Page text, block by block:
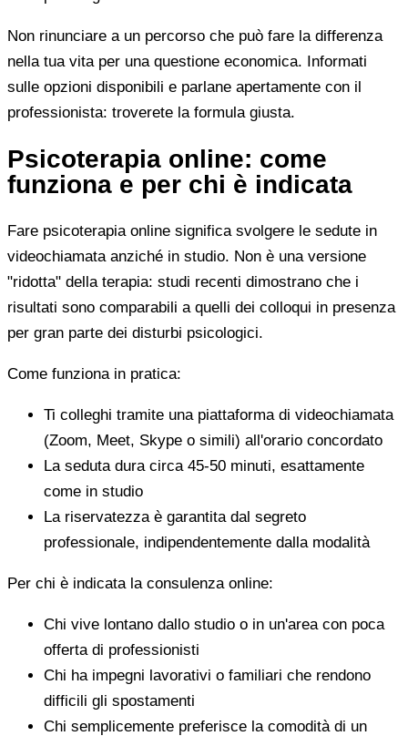
Non rinunciare a un percorso che può fare la differenza
nella tua vita per una questione economica. Informati
sulle opzioni disponibili e parlane apertamente con il
professionista: troverete la formula giusta.
Psicoterapia online: come
funziona e per chi è indicata
Fare psicoterapia online significa svolgere le sedute in
videochiamata anziché in studio. Non è una versione
"ridotta" della terapia: studi recenti dimostrano che i
risultati sono comparabili a quelli dei colloqui in presenza
per gran parte dei disturbi psicologici.
Come funziona in pratica:
Ti colleghi tramite una piattaforma di videochiamata
(Zoom, Meet, Skype o simili) all'orario concordato
La seduta dura circa 45-50 minuti, esattamente
come in studio
La riservatezza è garantita dal segreto
professionale, indipendentemente dalla modalità
Per chi è indicata la consulenza online:
Chi vive lontano dallo studio o in un'area con poca
offerta di professionisti
Chi ha impegni lavorativi o familiari che rendono
difficili gli spostamenti
Chi semplicemente preferisce la comodità di un